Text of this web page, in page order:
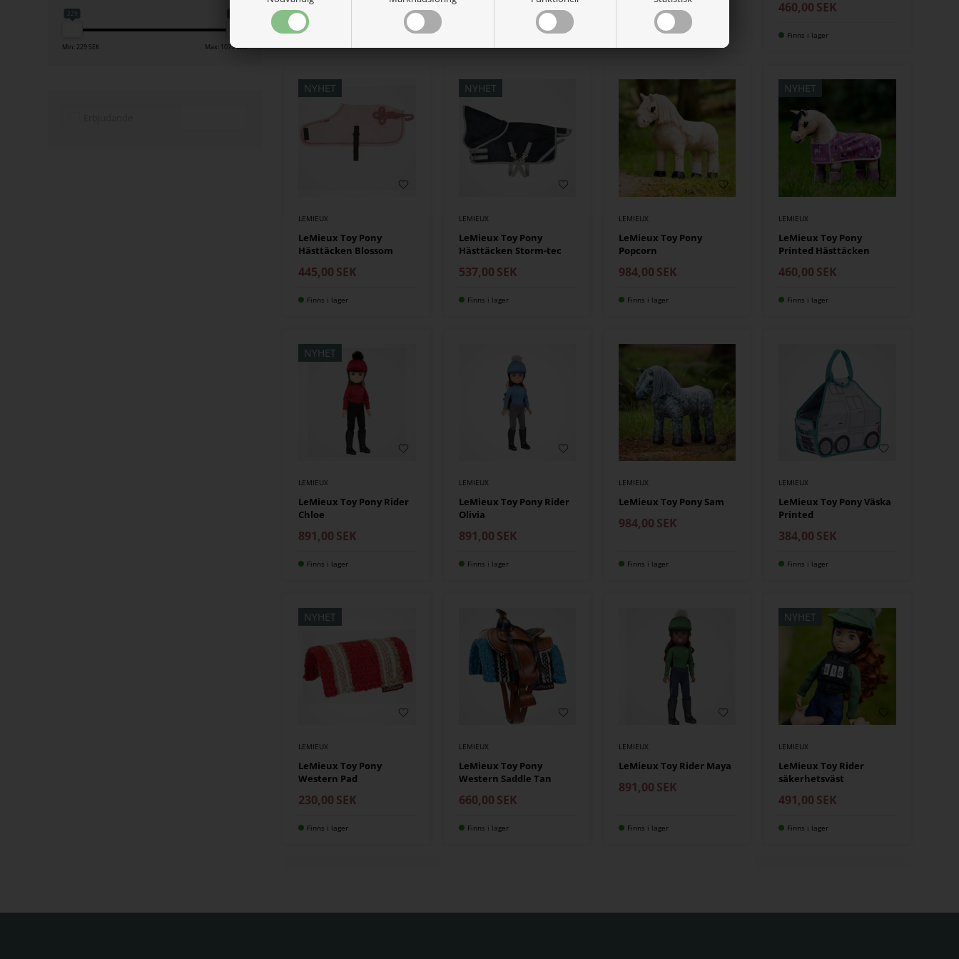
229
Min: 229 SEK Max: 1075 SEK
507,00
Finns i lager
460,00 SEK
Finns i lager
NYHET
LEMIEUX
LeMieux Toy Pony
Hästtäcken Blossom
445,00 SEK
Finns i lager
NYHET
LEMIEUX
LeMieux Toy Pony
Hästtäcken Storm-tec
537,00 SEK
Finns i lager
LEMIEUX
LeMieux Toy Pony
Popcorn
984,00 SEK
Finns i lager
NYHET
LEMIEUX
LeMieux Toy Pony
Printed Hästtäcken
460,00 SEK
Finns i lager
NYHET
LEMIEUX
LeMieux Toy Pony Rider
Chloe
891,00 SEK
Finns i lager
LEMIEUX
LeMieux Toy Pony Rider
Olivia
891,00 SEK
Finns i lager
LEMIEUX
LeMieux Toy Pony Sam
984,00 SEK
Finns i lager
LEMIEUX
LeMieux Toy Pony Väska
Printed
384,00 SEK
Finns i lager
NYHET
LEMIEUX
LeMieux Toy Pony
Western Pad
230,00 SEK
Finns i lager
LEMIEUX
LeMieux Toy Pony
Western Saddle Tan
660,00 SEK
Finns i lager
LEMIEUX
LeMieux Toy Rider Maya
891,00 SEK
Finns i lager
NYHET
LEMIEUX
LeMieux Toy Rider
säkerhetsväst
491,00 SEK
Finns i lager